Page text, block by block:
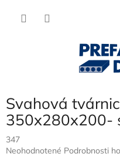
Svahová
350x280x200-
347
Priemerné
Neohodnotené Podrobnosti